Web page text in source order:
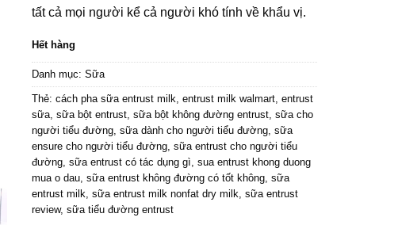
tất cả mọi người kể cả người khó tính về khẩu vị.
Hết hàng
Danh mục: Sữa
Thẻ: cách pha sữa entrust milk entrust milk walmart entrust
sữa sữa bột entrust sữa bột không đường entrust sữa cho
người tiểu đường sữa dành cho người tiểu đường sữa
ensure cho người tiểu đường sữa entrust cho người tiểu
đường sữa entrust có tác dụng gì sua entrust khong duong
mua o dau sữa entrust không đường có tốt không sữa
entrust milk sữa entrust milk nonfat dry milk sữa entrust
review, sữa tiểu đường entrust